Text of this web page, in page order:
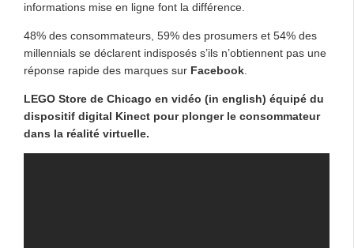
informations mise en ligne font la différence.
48% des consommateurs, 59% des prosumers et 54% des
millennials se déclarent indisposés s’ils n’obtiennent pas une
réponse rapide des marques sur Facebook
LEGO Store de Chicago en vidéo (in english) équipé du
dispositif digital Kinect pour plonger le consommateur
dans la réalité virtuelle.